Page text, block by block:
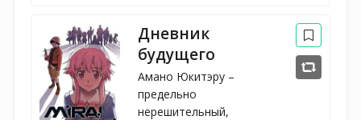
Дневник
будущего
Амано Юкитэру –
предельно
нерешительный,